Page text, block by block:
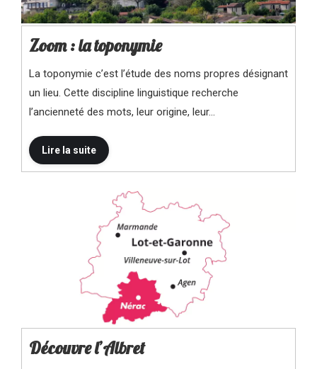
Zoom : la toponymie
La toponymie c’est l’étude des noms propres désignant
un lieu. Cette discipline linguistique recherche
l’ancienneté des mots, leur origine, leur…
Découvre l’Albret